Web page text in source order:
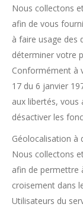
Nous collectons
afin de vous
à faire usage des
déterminer votre
Conformément à
17 du 6 janvier
aux libertés,
désactiver les
Géolocalisation à
Nous collectons
afin de permettre
croisement dans
Utilisateurs du